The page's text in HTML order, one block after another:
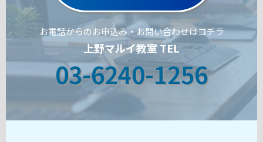
お電話からのお申込み・お問い合わせはコチラ
上野マルイ教室 TEL
03-6240-1256